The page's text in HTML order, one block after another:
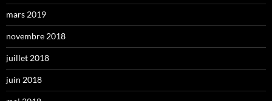
mars 2019
novembre 2018
juillet 2018
juin 2018